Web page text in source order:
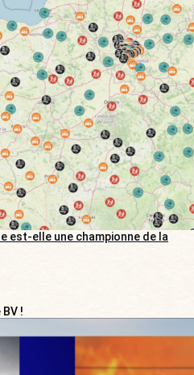
est-elle une championne de la
!